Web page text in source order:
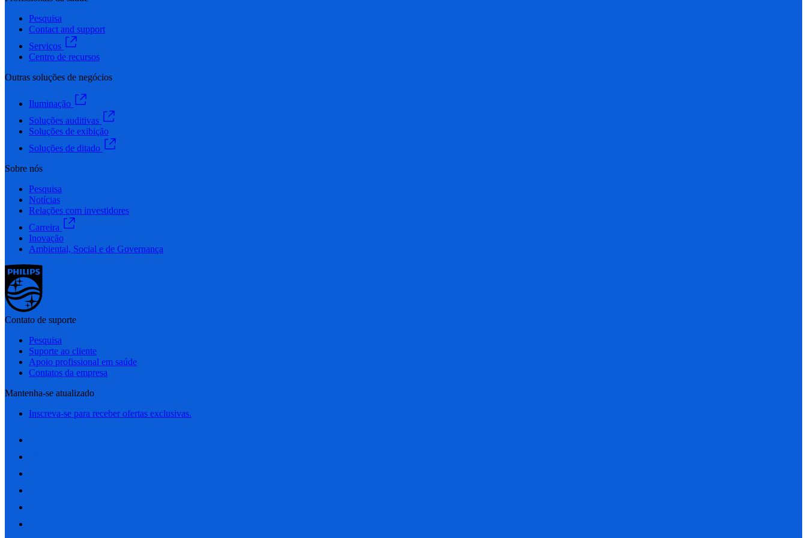
Pesquisa
Contact and support
Serviços
Centro de recursos
Outras soluções de negócios
Iluminação
Soluções auditivas
Soluções de exibição
Soluções de ditado
Sobre nós
Pesquisa
Notícias
Relações com investidores
Carreira
Inovação
Ambiental, Social e de Governança
Contato de suporte
Pesquisa
Suporte ao cliente
Apoio profissional em saúde
Contatos da empresa
Mantenha-se atualizado
Inscreva-se para receber ofertas exclusivas.